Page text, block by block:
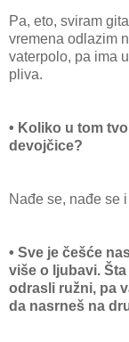
Pa, eto, sviram
vremena odlazim
vaterpolo, pa ima
pliva.
• Koliko u tom
devojčice?
Nađe se, nađe se
• Sve je češće
više o ljubavi.
odrasli ružni, pa
da nasrneš na